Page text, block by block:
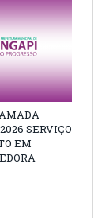
SERVIÇO
EM